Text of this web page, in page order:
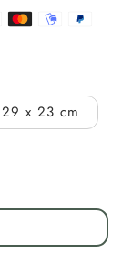
29 x 23 cm